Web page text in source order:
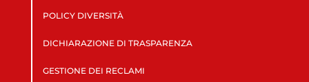
POLICY DIVERSITÀ
DICHIARAZIONE DI TRASPARENZA
GESTIONE DEI RECLAMI